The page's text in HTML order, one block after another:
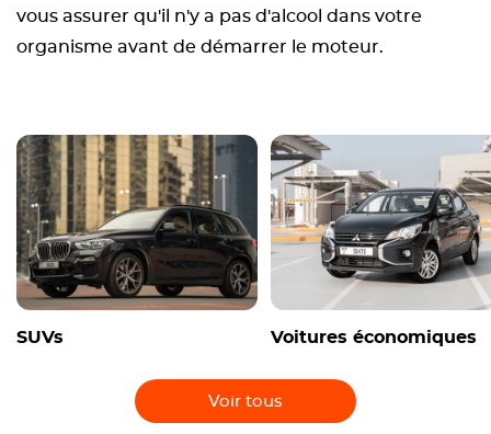
vous assurer qu'il n'y a pas d'alcool dans votre
organisme avant de démarrer le moteur.
SUVs Voitures économiques
Voir tous